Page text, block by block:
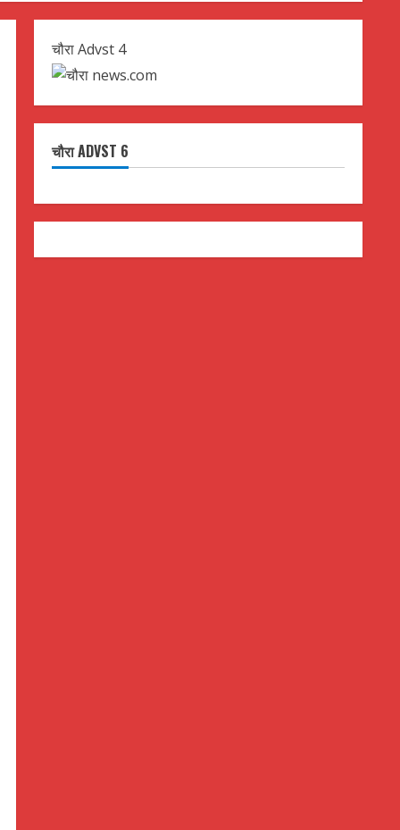
चौरा Advst 4
चौरा ADVST 6